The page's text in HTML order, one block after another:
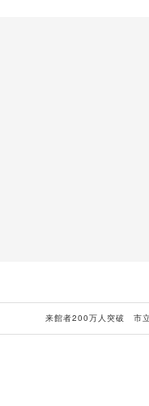
来館者200万人突破 市